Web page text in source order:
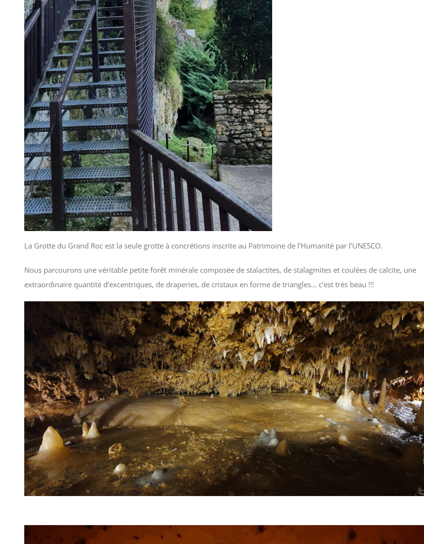
La Grotte du Grand Roc est la seule grotte à concrétions inscrite au Patrimoine de l’Humanité par l’UNESCO.
Nous parcourons une véritable petite forêt minérale composée de stalactites, de stalagmites et coulées de calcite, une
extraordinaire quantité d’excentriques, de draperies, de cristaux en forme de triangles… c’est très beau !!!